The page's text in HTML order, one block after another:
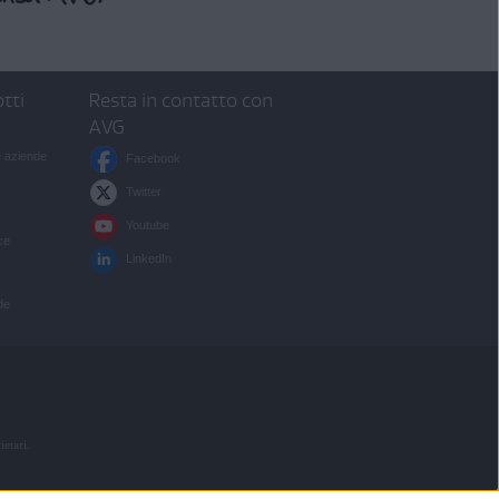
Resta in contatto con
AVG